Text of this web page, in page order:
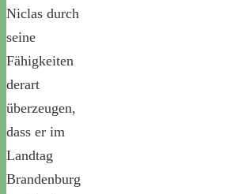
Niclas durch
seine
Fähigkeiten
derart
überzeugen,
dass er im
Landtag
Brandenburg